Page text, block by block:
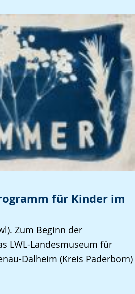
für Kinder im
Zum Beginn der
LWL-Landesmuseum für
Dalheim (Kreis Paderborn)